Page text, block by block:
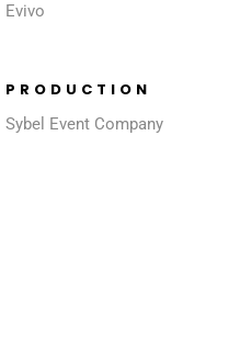
Evivo
PRODUCTION
Sybel Event Company